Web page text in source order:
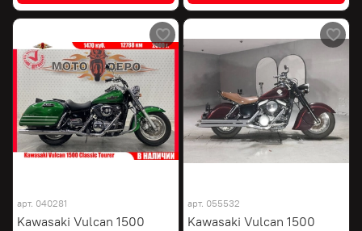
арт. 040281
Kawasaki Vulcan 1500
арт. 055532
Kawasaki Vulcan 1500